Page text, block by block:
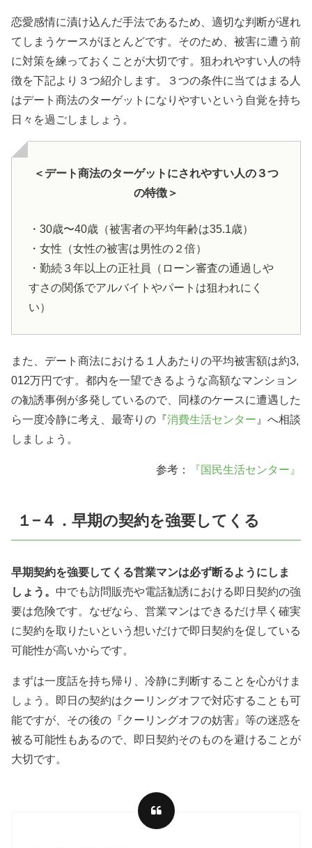
恋愛感情に漬け込んだ手法であるため、適切な判断が遅れ
てしまうケースがほとんどです。そのため、被害に遭う前
に対策を練っておくことが大切です。狙われやすい人の特
徴を下記より３つ紹介します。３つの条件に当てはまる人
はデート商法のターゲットになりやすいという自覚を持ち
日々を過ごしましょう。
＜デート商法のターゲットにされやすい人の３つ
の特徴＞
・ 30歳〜40歳（被害者の平均年齢は35.1歳）
・女性（女性の被害は男性の２倍）
・勤続３年以上の正社員（ローン審査の通過しや
すさの関係でアルバイトやパートは狙われにく
い）
また、デート商法における１人あたりの平均被害額は約3,
012万円です。都内を一望できるような高額なマンション
の勧誘事例が多発しているので、同様のケースに遭遇した
ら一度冷静に考え、最寄りの『消費生活センター 』へ相談
しましょう。
参考： 『国民生活センター』
１−４．早期の契約を強要してくる
早期契約を強要してくる営業マンは必ず断るようにしま
しょう。 中でも訪問販売や電話勧誘における即日契約の強
要は危険です。なぜなら、営業マンはできるだけ早く確実
に契約を取りたいという想いだけで即日契約を促している
可能性が高いからです。
まずは一度話を持ち帰り、冷静に判断することを心がけま
しょう。即日の契約はクーリングオフで対応することも可
能ですが、その後の『クーリングオフの妨害』等の迷惑を
被る可能性もあるので、即日契約そのものを避けることが
大切です。